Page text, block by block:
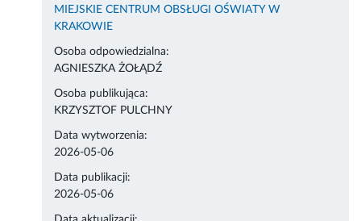
MIEJSKIE CENTRUM OBSŁUGI OŚWIATY W
KRAKOWIE
Osoba odpowiedzialna:
AGNIESZKA ŻOŁĄDŹ
Osoba publikująca:
KRZYSZTOF PULCHNY
Data wytworzenia:
2026-05-06
Data publikacji:
2026-05-06